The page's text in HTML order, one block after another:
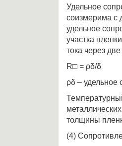
Удельное
соизмерима с
удельное
участка
тока через
R□ = ρδ/δ
ρδ – удельное
толщины
(4)